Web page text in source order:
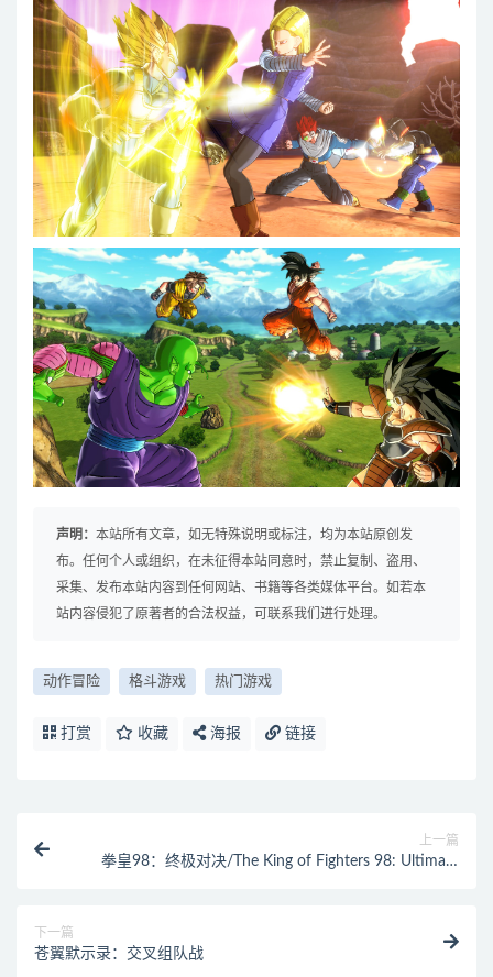
声明： 本站所有文章，如无特殊说明或标注，均为本站原创发
布。任何个人或组织，在未征得本站同意时，禁止复制、盗用、
采集、发布本站内容到任何网站、书籍等各类媒体平台。如若本
站内容侵犯了原著者的合法权益，可联系我们进行处理。
动作冒险 格斗游戏 热门游戏
打赏 收藏 海报 链接
上一篇
拳皇98：终极对决/The King of Fighters 98: Ultimate
下一篇
苍翼默示录：交叉组队战